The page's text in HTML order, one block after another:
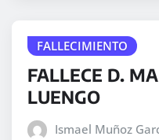
FALLECIMIENTO
FALLECE D.
LUENGO
Ismael Muñoz